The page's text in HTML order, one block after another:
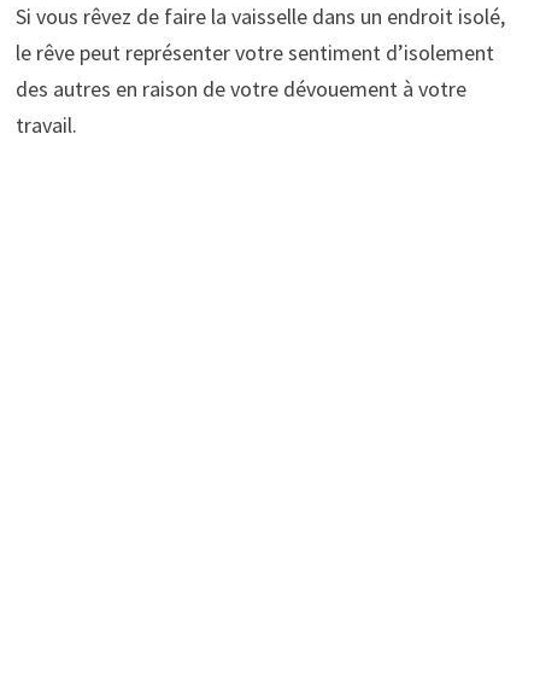
Si vous rêvez de faire la vaisselle dans un endroit isolé,
le rêve peut représenter votre sentiment d’isolement
des autres en raison de votre dévouement à votre
travail.